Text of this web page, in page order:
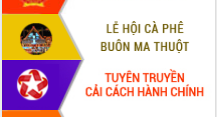
món ăn từ sầu riêng
Đắk Lắk công bố Quy hoạch và xúc
tiến đầu tư tỉnh
Ngành cá ngừ Đắk Lắk chủ động thích
ứng để giữ vững thị trường xuất khẩu
Diễn đàn Kinh tế tư nhân Việt Nam đột
phá cơ chế - Hợp tác công tư
Đề án 06 tạo bước ngoặt đột phá trong
cải cách hành chính tỉnh Đắk Lắk
Kết nối tour, đẩy mạnh chuyển đổi số
để phát triển du lịch Đắk Lắk